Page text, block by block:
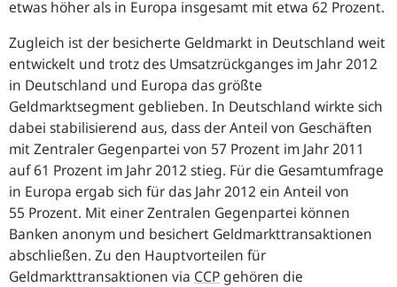
etwas höher als in Europa insgesamt mit etwa 62 Prozent.
Zugleich ist der besicherte Geldmarkt in Deutschland weit
entwickelt und trotz des Umsatzrückganges im Jahr 2012
in Deutschland und Europa das größte
Geldmarktsegment geblieben. In Deutschland wirkte sich
dabei stabilisierend aus, dass der Anteil von Geschäften
mit Zentraler Gegenpartei von 57 Prozent im Jahr 2011
auf 61 Prozent im Jahr 2012 stieg. Für die Gesamtumfrage
in Europa ergab sich für das Jahr 2012 ein Anteil von
55 Prozent. Mit einer Zentralen Gegenpartei können
Banken anonym und besichert Geldmarkttransaktionen
abschließen. Zu den Hauptvorteilen für
Geldmarkttransaktionen via CCP gehören die